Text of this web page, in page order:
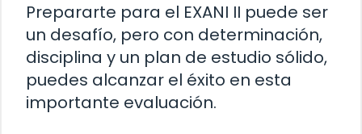
Prepararte para el EXANI II puede ser
un desafío, pero con determinación,
disciplina y un plan de estudio sólido,
puedes alcanzar el éxito en esta
importante evaluación.